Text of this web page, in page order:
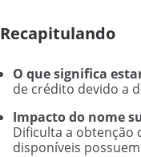
Recapitulando
O que significa
de crédito devido a
Impacto do nome
Dificulta a obtenção
disponíveis